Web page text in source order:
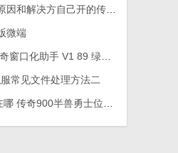
方自己开的传奇私服登不进去法
微端
口化助手 V1 89 绿色版
常见文件处理方法二
奇900半兽勇士位置在哪